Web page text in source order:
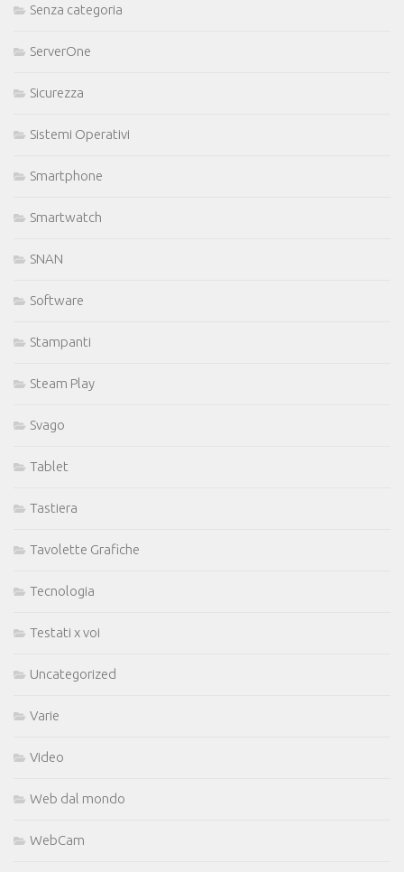
Senza categoria
ServerOne
Sicurezza
Sistemi Operativi
Smartphone
Smartwatch
SNAN
Software
Stampanti
Steam Play
Svago
Tablet
Tastiera
Tavolette Grafiche
Tecnologia
Testati x voi
Uncategorized
Varie
Video
Web dal mondo
WebCam